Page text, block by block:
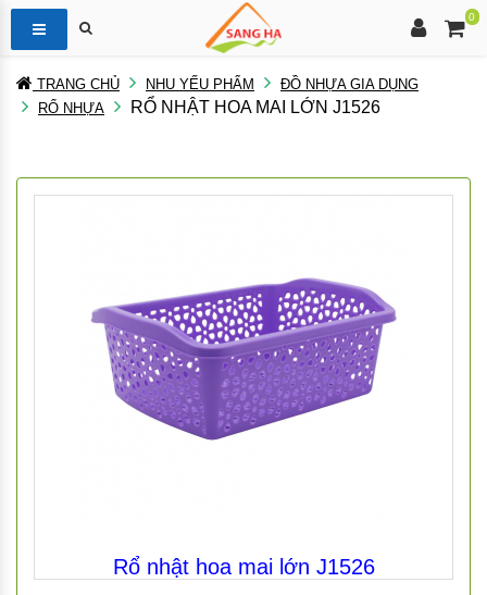
0
TRANG CHỦ NHU YẾU PHẨM
ĐỒ NHỰA GIA DỤNG
RỔ NHỰA
RỔ NHẬT HOA MAI LỚN J1526
Rổ nhật hoa mai lớn J1526